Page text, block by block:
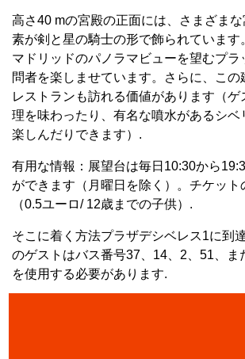
高さ40 mの宮殿の正面には、さまざま
素が剣と星の騎士の形で飾られています
マドリッドのパノラマビューを望むプラ
問者を楽しませています。さらに、この
レストランも訪れる価値があります（
理を味わったり、有名な噴水があるシベ
楽しんだりできます）.
有用な情報：展望台は毎日10:30から
ができます（月曜日を除く）。チケット
（0.5ユーロ/ 12歳までの子供）.
そこに着く方法プラザデシベレス1に到
のゲストはバス番号37、14、2、51、ま
を使用する必要があります.